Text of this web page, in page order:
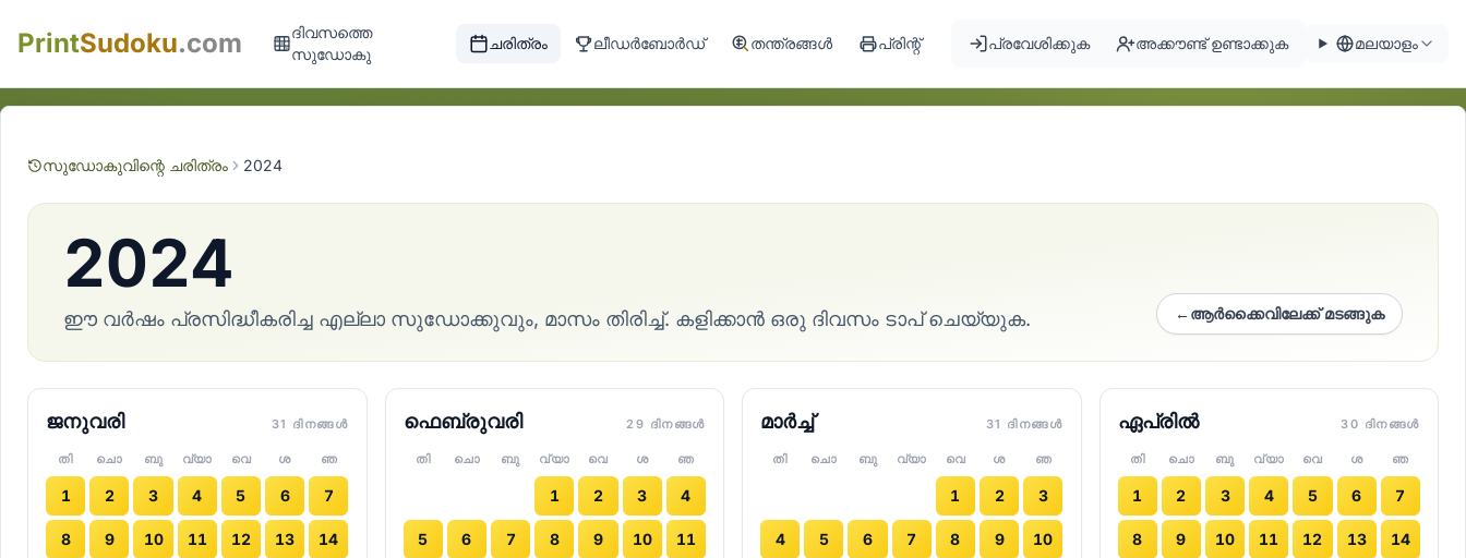
PrintSudoku.com
ദിവസത്തെ
സുഡോകു
ചരിത്രം ലീഡർബോർഡ് തന്ത്രങ്ങൾ പ്രിന്റ് പ്രവേശിക്കുക അക്കൗണ്ട് ഉണ്ടാക്കുക മലയാളം
സുഡോകുവിന്റെ ചരിത്രം 2024
2024
ഈ വർഷം പ്രസിദ്ധീകരിച്ച എല്ലാ സുഡോക്കുവും, മാസം തിരിച്ച്. കളിക്കാൻ ഒരു ദിവസം ടാപ് ചെയ്യുക. ←ആർക്കൈവിലേക്ക് മടങ്ങുക
ജനുവരി 31 ദിനങ്ങൾ
തി ചൊ ബു വ്യാ വെ ശ ഞ
1 2 3 4 5 6 7
8 9 10 11 12 13 14
ഫെബ്രുവരി 29 ദിനങ്ങൾ
തി ചൊ ബു വ്യാ വെ ശ ഞ
1 2 3 4
5 6 7 8 9 10 11
മാർച്ച് 31 ദിനങ്ങൾ
തി ചൊ ബു വ്യാ വെ ശ ഞ
1 2 3
4 5 6 7 8 9 10
ഏപ്രിൽ 30 ദിനങ്ങൾ
തി ചൊ ബു വ്യാ വെ ശ ഞ
1 2 3 4 5 6 7
8 9 10 11 12 13 14